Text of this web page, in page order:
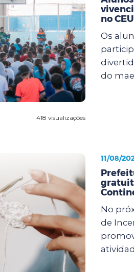
418 visualizações
no
Os
do
11/08/
No
de